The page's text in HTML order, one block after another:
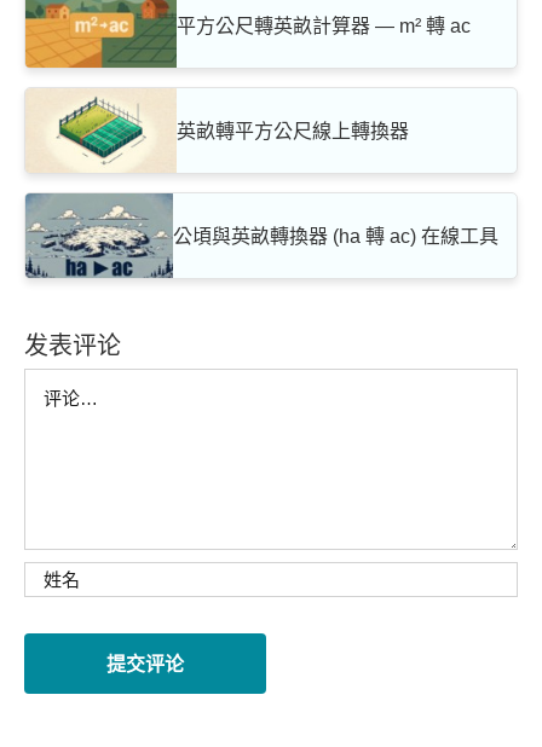
平方公尺轉英畝計算器 — m² 轉 ac
英畝轉平方公尺線上轉換器
公頃與英畝轉換器 (ha 轉 ac) 在線工具
发表评论